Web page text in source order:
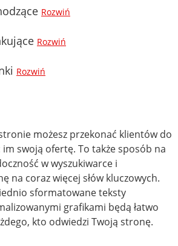
Rozwiń
Rozwiń
Rozwiń
możesz przekonać klientów do
swoją ofertę. To także sposób na
w wyszukiwarce i
na coraz więcej słów kluczowych.
sformatowane teksty
grafikami będą łatwo
kto odwiedzi Twoją stronę.